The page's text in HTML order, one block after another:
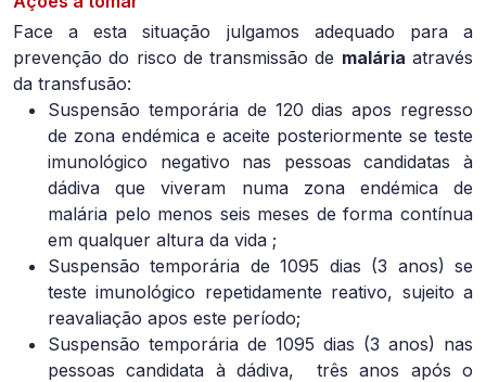
Face a esta situação julgamos adequado para a
prevenção do risco de transmissão de malária através
da transfusão:
Suspensão temporária de 120 dias apos regresso
de zona endémica e aceite posteriormente se teste
imunológico negativo nas pessoas candidatas à
dádiva que viveram numa zona endémica de
malária pelo menos seis meses de forma contínua
em qualquer altura da vida ;
Suspensão temporária de 1095 dias (3 anos) se
teste imunológico repetidamente reativo, sujeito a
reavaliação apos este período;
Suspensão temporária de 1095 dias (3 anos) nas
pessoas candidata à dádiva,
três anos após o